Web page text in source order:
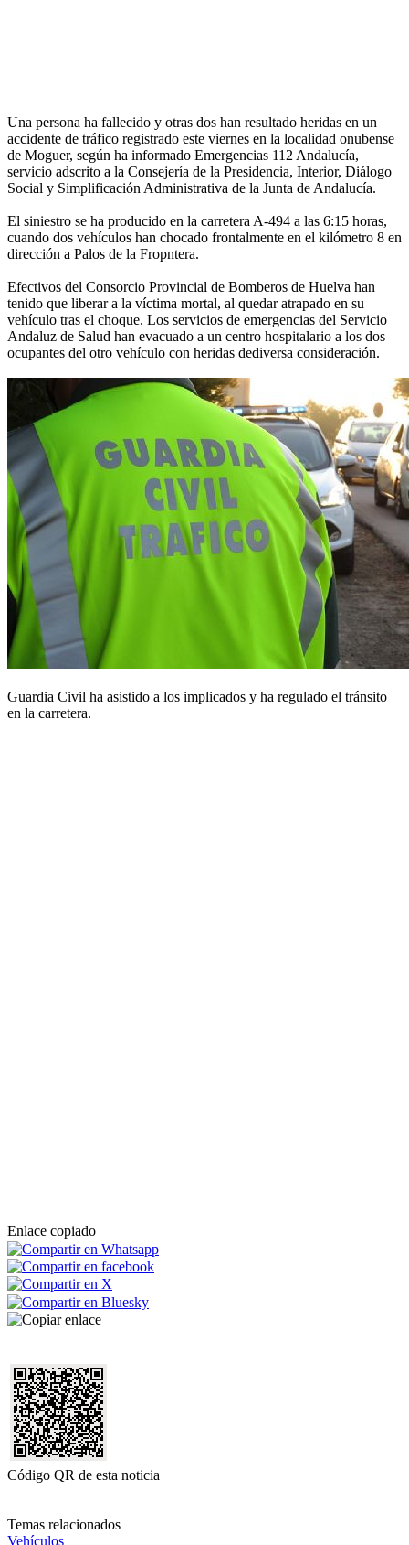
Una persona ha fallecido y otras dos han resultado heridas en un
accidente de tráfico registrado este viernes en la localidad onubense
de Moguer, según ha informado Emergencias 112 Andalucía,
servicio adscrito a la Consejería de la Presidencia, Interior, Diálogo
Social y Simplificación Administrativa de la Junta de Andalucía.
El siniestro se ha producido en la carretera A-494 a las 6:15 horas,
cuando dos vehículos han chocado frontalmente en el kilómetro 8 en
dirección a Palos de la Fropntera.
Efectivos del Consorcio Provincial de Bomberos de Huelva han
tenido que liberar a la víctima mortal, al quedar atrapado en su
vehículo tras el choque. Los servicios de emergencias del Servicio
Andaluz de Salud han evacuado a un centro hospitalario a los dos
ocupantes del otro vehículo con heridas dediversa consideración.
Guardia Civil ha asistido a los implicados y ha regulado el tránsito
en la carretera.
Enlace copiado
Código QR de esta noticia
Temas relacionados
Vehículos